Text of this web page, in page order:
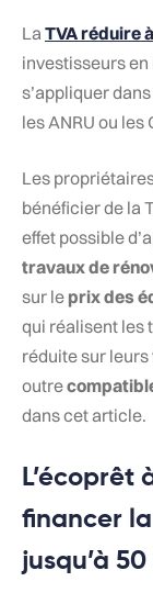
La TVA réduire
investisseurs en
s’appliquer
les ANRU ou les
Les
bénéficier de la
effet possible
travaux de
sur leprix des
qui réalisent les
réduite sur leurs
outre
dans cet article.
L’écoprêt
financer
jusqu’à